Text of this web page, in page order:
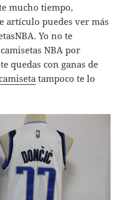
mucho tiempo,
artículo puedes ver más
Yo no te
NBA por
quedas con ganas de
tampoco te lo